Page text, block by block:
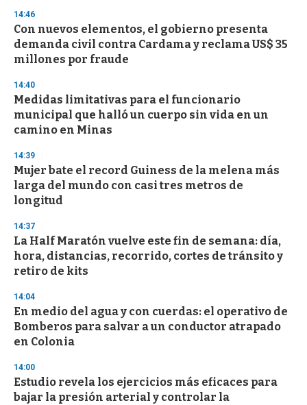
d
s
o
f
3
s
e
c
o
n
14:46
Con nuevos elementos, el gobierno presenta
demanda civil contra Cardama y reclama US$ 35
millones por fraude
14:40
Medidas limitativas para el funcionario
municipal que halló un cuerpo sin vida en un
camino en Minas
14:39
Mujer bate el record Guiness de la melena más
larga del mundo con casi tres metros de
longitud
14:37
La Half Maratón vuelve este fin de semana: día,
hora, distancias, recorrido, cortes de tránsito y
retiro de kits
14:04
En medio del agua y con cuerdas: el operativo de
Bomberos para salvar a un conductor atrapado
en Colonia
14:00
Estudio revela los ejercicios más eficaces para
bajar la presión arterial y controlar la